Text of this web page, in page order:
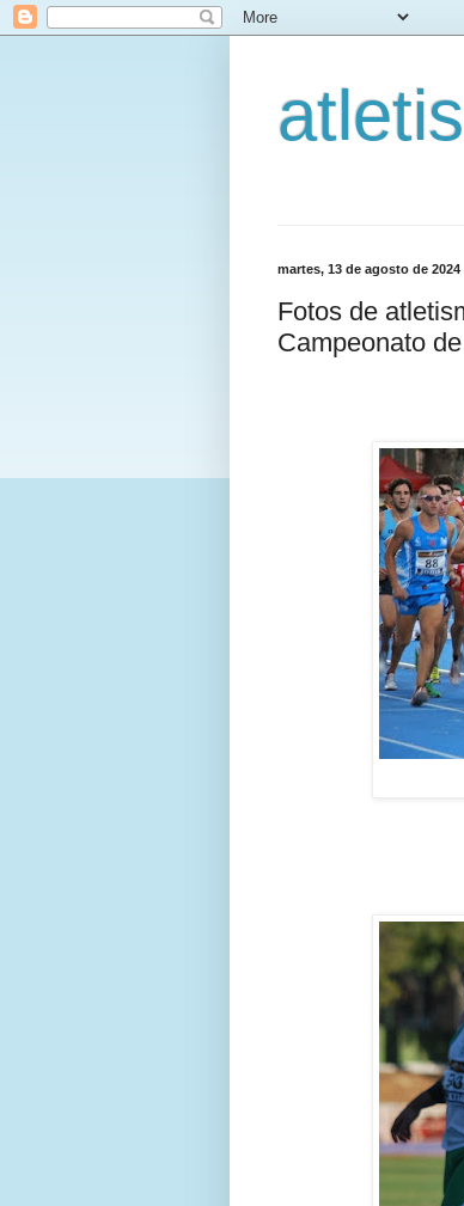
martes, 13 de agosto de 2024
Fotos de
Campeonato